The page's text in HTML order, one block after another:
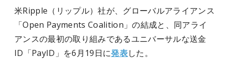
米Ripple（リップル）社が、グローバルアライアンス
「Open Payments Coalition」の結成と、同アライ
アンスの最初の取り組みであるユニバーサルな送金
ID「PayID」を6月19日に発表した。